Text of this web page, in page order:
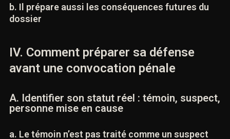
b. Il prépare aussi les conséquences futures du
dossier
IV. Comment préparer sa défense
avant une convocation pénale
A. Identifier son statut réel : témoin,
suspect, personne mise en cause
a. Le témoin n’est pas traité comme un suspect